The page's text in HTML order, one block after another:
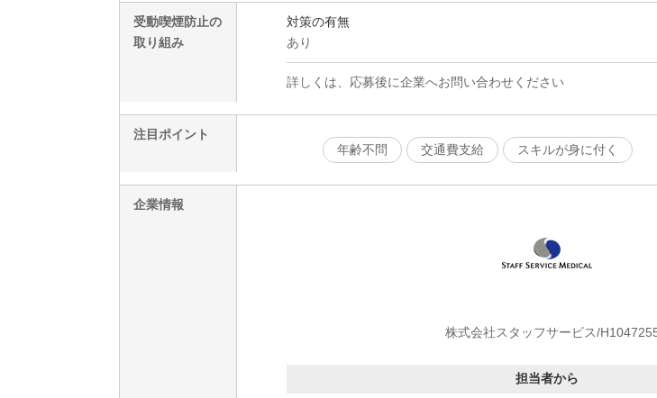
受動喫煙防止の
取り組み
対策の有無
あり
詳しくは、応募後に企業へお問い合わせください
注目ポイント
年齢不問
交通費支給 スキルが身に付く
企業情報
株式会社スタッフサービス/
担当者から